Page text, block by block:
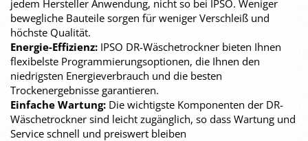
jedem Hersteller Anwendung, nicht so bei IPSO. Weniger
bewegliche Bauteile sorgen für weniger Verschleiß und
höchste Qualität.
Energie-Effizienz: IPSO DR-Wäschetrockner bieten Ihnen
flexibelste Programmierungsoptionen, die Ihnen den
niedrigsten Energieverbrauch und die besten
Trockenergebnisse garantieren.
Einfache Wartung: Die wichtigste Komponenten der DR-
Wäschetrockner sind leicht zugänglich, so dass Wartung und
Service schnell und preiswert bleiben